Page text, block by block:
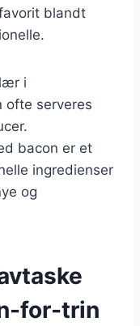
blandt
i
ofte serveres
bacon er et
ingredienser
og
for-trin